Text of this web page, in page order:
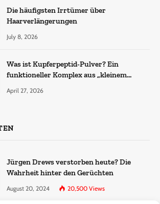
Die häufigsten Irrtümer über
Haarverlängerungen
July 8, 2026
Was ist Kupferpeptid-Pulver? Ein
funktioneller Komplex aus „kleinem
April 27, 2026
Jürgen Drews verstorben heute? Die
Wahrheit hinter den Gerüchten
August 20, 2024 20,500 Views